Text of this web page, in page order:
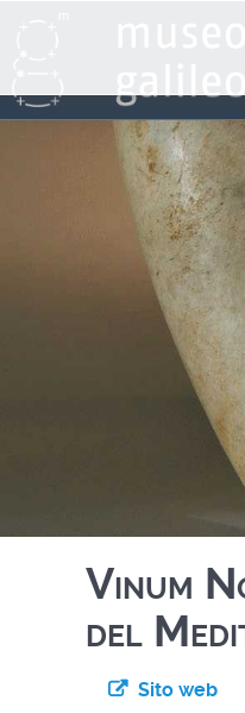
Vinum
del
Sito web